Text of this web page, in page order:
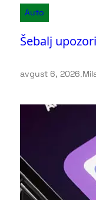
Auto
Šebalj
avgust 6, 2026.